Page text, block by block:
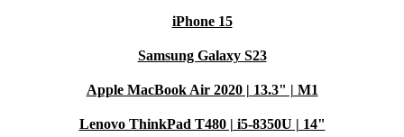
iPhone 15
Samsung Galaxy S23
Apple MacBook Air 2020 | 13.3" | M1
Lenovo ThinkPad T480 | i5-8350U | 14"